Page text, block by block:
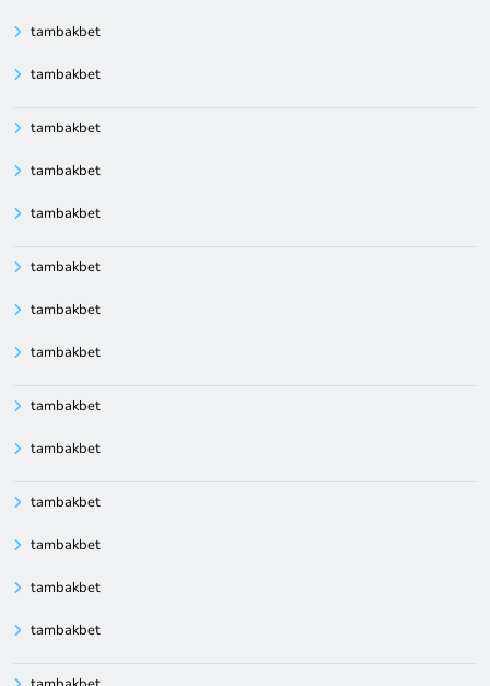
tambakbet
tambakbet
tambakbet
tambakbet
tambakbet
tambakbet
tambakbet
tambakbet
tambakbet
tambakbet
tambakbet
tambakbet
tambakbet
tambakbet